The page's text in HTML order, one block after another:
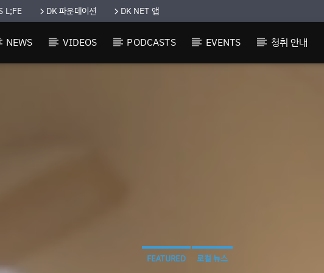
L;FE DK 파운데이션 DK NET 앱
NEWS VIDEOS PODCASTS EVENTS 청취 안내
FEATURED 로컬 뉴스